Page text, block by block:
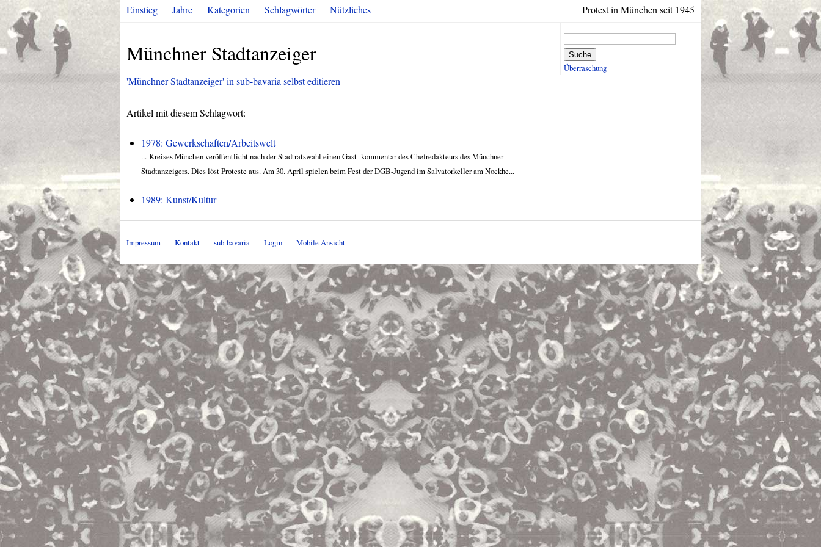
Protest in München seit 1945
Einstieg Jahre Kategorien Schlagwörter Nützliches
Münchner Stadtanzeiger
'Münchner Stadtanzeiger' in sub-bavaria selbst editieren
Artikel mit diesem Schlagwort:
1978: Gewerkschaften/Arbeitswelt
...-Kreises München veröffentlicht nach der Stadtratswahl einen Gast- kommentar des Chefredakteurs des Münchner
Stadtanzeigers. Dies löst Proteste aus. Am 30. April spielen beim Fest der DGB-Jugend im Salvatorkeller am Nockhe...
1989: Kunst/Kultur
Suche
Überraschung
Impressum Kontakt sub-bavaria Login Mobile Ansicht